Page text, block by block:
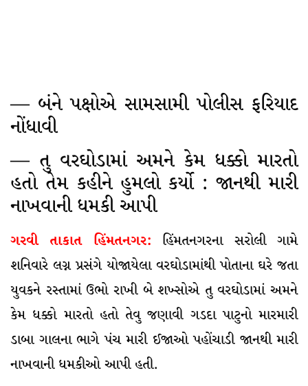
— બંને પક્ષોએ સામસામી પોલીસ ફરિયાદ
નોંધાવી
— તુ વરઘોડામાં અમને કેમ ધક્કો મારતો
હતો તેમ કહીને હુમલો કર્યો : જાનથી મારી
નાખવાની ધમકી આપી
ગરવી તાકાત હિંમતનગર: હિંમતનગરના સરોલી ગામે
શનિવારે લગ્ન પ્રસંગે યોજાયેલા વરઘોડામાંથી પોતાના ઘરે જતા
યુવકને રસ્તામાં ઉભો રાખી બે શખ્સોએ તુ વરઘોડામાં અમને
કેમ ધક્કો મારતો હતો તેવુ જણાવી ગડદા પાટુનો મારમારી
ડાબા ગાલના ભાગે પંચ મારી ઈજાઓ પહોંચાડી જાનથી મારી
નાખવાની ધમકીઓ આપી હતી.